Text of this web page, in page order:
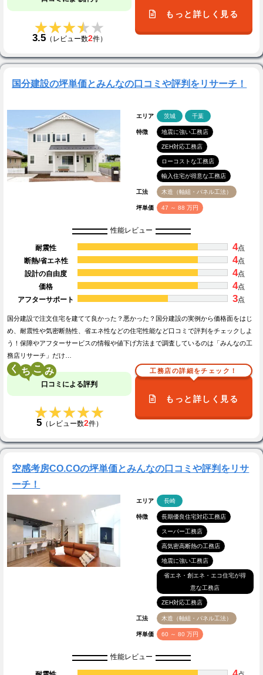
★★★★★
★★★★★
3.5（レビュー数2件）
もっと詳しく見る
国分建設の坪単価とみんなの口コミや評判をリサーチ！
エリア 茨城 千葉
特徴 地震に強い工務店
ZEH対応工務店
ローコストな工務店
輸入住宅が得意な工務店
工法 木造（軸組・パネル工法）
坪単価 47 ～ 88 万円
性能レビュー
耐震性 4点
断熱/省エネ性
4点
設計の自由度
4点
価格
4点
アフターサポート
3点
国分建設で注文住宅を建てて良かった？悪かった？国分建設の実例から価格面をはじ
め、耐震性や気密断熱性、省エネ性などの住宅性能など口コミで評判をチェックしよ
う！保障やアフターサービスの情報や値下げ方法まで調査しているのは「みんなの工
務店リサーチ」だけ…
く こ
口コミによる評判
★★★★★
★★★★★
5（レビュー数2件）
工務店の詳細をチェック！
もっと詳しく見る
空感考房CO.COの坪単価とみんなの口コミや評判をリサ
ーチ！
エリア 長崎
特徴 長期優良住宅対応工務店
スーパー工務店
高気密高断熱の工務店
地震に強い工務店
省エネ・創エネ・エコ住宅が得
意な工務店
ZEH対応工務店
工法 木造（軸組・パネル工法）
坪単価 60 ～ 80 万円
性能レビュー